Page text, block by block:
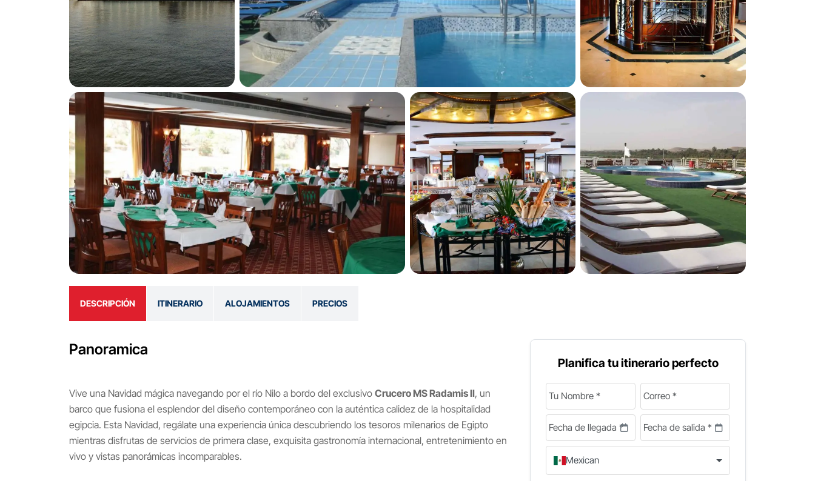
DESCRIPCIÓN ITINERARIO ALOJAMIENTOS PRECIOS
Panoramica
Vive una Navidad mágica navegando por el río Nilo a bordo del exclusivo Crucero MS Radamis II, un
barco que fusiona el esplendor del diseño contemporáneo con la auténtica calidez de la hospitalidad
egipcia. Esta Navidad, regálate una experiencia única descubriendo los tesoros milenarios de Egipto
mientras disfrutas de servicios de primera clase, exquisita gastronomía internacional, entretenimiento en
vivo y vistas panorámicas incomparables.
Planifica tu itinerario perfecto
Mexican